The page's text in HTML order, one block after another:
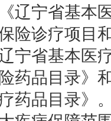
辽宁省基本
险诊疗项目
辽宁省基本医
药品目录》
药品目录》